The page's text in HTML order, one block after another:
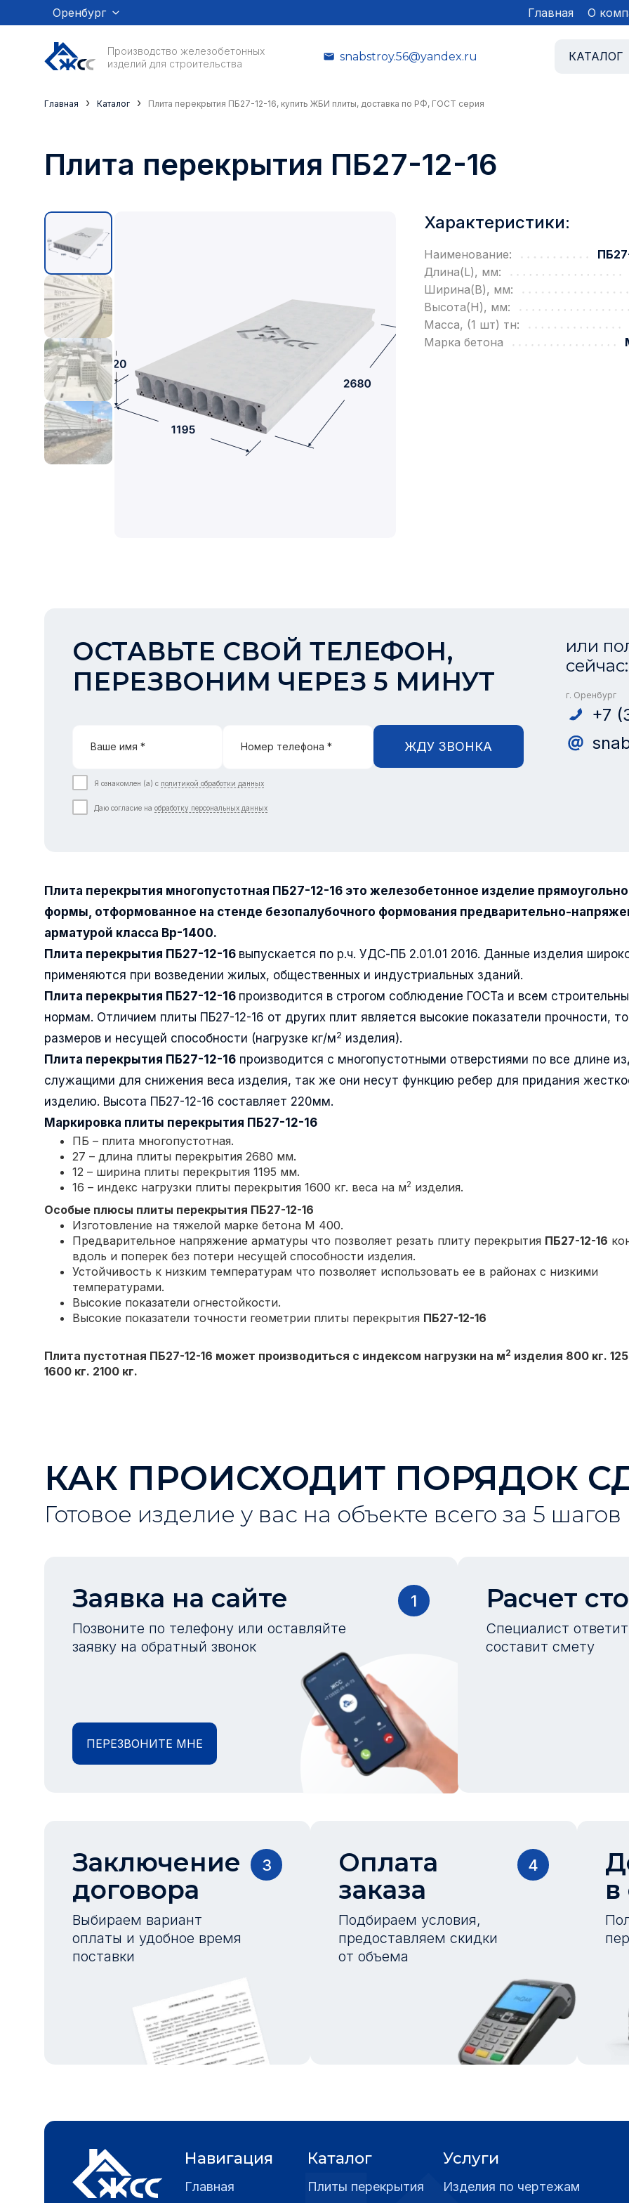
Оренбург Главная О
Производство железобетонных
изделий для строительства
snabstroy.56@yandex.ru КАТАЛОГ
Главная › Каталог › Плита перекрытия ПБ27-12-16, купить ЖБИ плиты, доставка по РФ, ГОСТ серия
Плита перекрытия ПБ27-12-16
Характеристики:
Наименование:
Длина(L), мм:
Ширина(B), мм:
Высота(H), мм:
Масса, (1 шт) тн:
Марка бетона
ОСТАВЬТЕ СВОЙ ТЕЛЕФОН,
ПЕРЕЗВОНИМ ЧЕРЕЗ 5 МИНУТ
Ваше имя * Номер телефона * ЖДУ ЗВОНКА
Я ознакомлен (а) с политикой обработки данных
Даю согласие на обработку персональных данных
или
сейчас:
г. Оренбург
+7
Плита перекрытия многопустотная ПБ27-12-16 это железобетонное изделие
формы, отформованное на стенде безопалубочного формования предварительно-
арматурой класса Вр-1400.
Плита перекрытия ПБ27-12-16 выпускается по р.ч. УДС-ПБ 2.01.01 2016. Данные изделия
применяются при возведении жилых, общественных и индустриальных зданий.
Плита перекрытия ПБ27-12-16 производится в строгом соблюдение ГОСТа и всем
нормам. Отличием плиты ПБ27-12-16 от других плит является высокие показатели прочности,
размеров и несущей способности (нагрузке кг/м2 изделия).
Плита перекрытия ПБ27-12-16 производится с многопустотными отверстиями по все длине
служащими для снижения веса изделия, так же они несут функцию ребер для придания
изделию. Высота ПБ27-12-16 составляет 220мм.
Маркировка плиты перекрытия ПБ27-12-16
ПБ – плита многопустотная.
27 – длина плиты перекрытия 2680 мм.
12 – ширина плиты перекрытия 1195 мм.
16 – индекс нагрузки плиты перекрытия 1600 кг. веса на м2 изделия.
Особые плюсы плиты перекрытия ПБ27-12-16
Изготовление на тяжелой марке бетона М 400.
Предварительное напряжение арматуры что позволяет резать плиту перекрытия ПБ27-12-16
вдоль и поперек без потери несущей способности изделия.
Устойчивость к низким температурам что позволяет использовать ее в районах с низкими
температурами.
Высокие показатели огнестойкости.
Высокие показатели точности геометрии плиты перекрытия ПБ27-12-16
Плита пустотная ПБ27-12-16 может производиться с индексом нагрузки на м2 изделия 800 кг.
1600 кг. 2100 кг.
КАК ПРОИСХОДИТ ПОРЯДОК
Готовое изделие у вас на объекте всего за 5 шагов
Заявка на сайте
Позвоните по телефону или оставляйте
заявку на обратный звонок
1
ПЕРЕЗВОНИТЕ МНЕ
Расчет
Специалист
составит смету
Заключение
договора
Выбираем вариант
оплаты и удобное время
поставки
3
Оплата
заказа
Подбираем условия,
предоставляем скидки
от объема
4
в
Навигация
Главная
Каталог
Плиты перекрытия
Услуги
Изделия по чертежам